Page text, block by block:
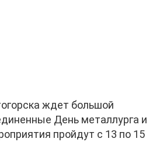
ждет большой
День металлурга и
пройдут с 13 по 15